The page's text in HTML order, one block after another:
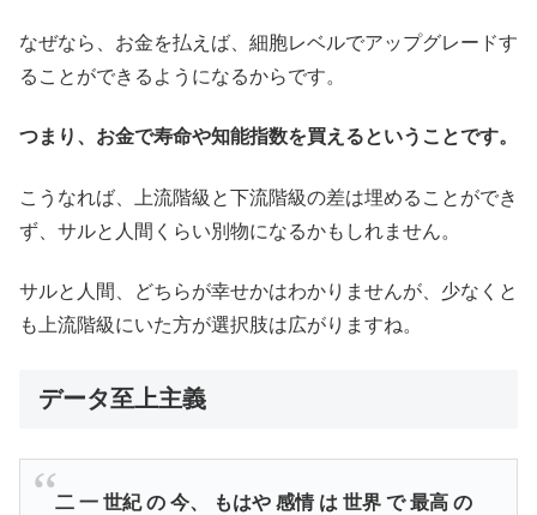
なぜなら、お金を払えば、細胞レベルでアップグレードす
ることができるようになるからです。
つまり、お金で寿命や知能指数を買えるということです。
こうなれば、上流階級と下流階級の差は埋めることができ
ず、サルと人間くらい別物になるかもしれません。
サルと人間、どちらが幸せかはわかりませんが、少なくと
も上流階級にいた方が選択肢は広がりますね。
データ至上主義
二 一 世紀 の 今、 もはや 感情 は 世界 で 最高 の